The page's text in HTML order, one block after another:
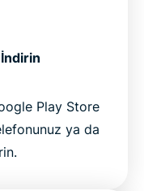
Play Store
ya da